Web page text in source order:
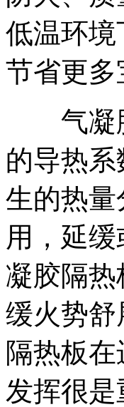
低温环
节省更多
气凝胶
的导热
生的热
用，延
凝胶隔
缓火势
隔热板
发挥很是